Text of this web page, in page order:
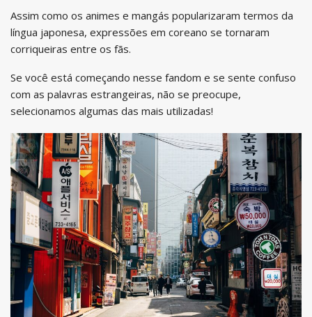
Assim como os animes e mangás popularizaram termos da
língua japonesa, expressões em coreano se tornaram
corriqueiras entre os fãs.
Se você está começando nesse fandom e se sente confuso
com as palavras estrangeiras, não se preocupe,
selecionamos algumas das mais utilizadas!